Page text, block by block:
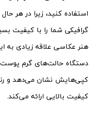
گرافیکی شما را با کیفیت
هنر عکاسی علاقه زیادی به
دستگاه حالت‌های گرم پوست
کپی‌هایش نشان می‌دهد و
کیفیت بالایی ارائه می‌کند.